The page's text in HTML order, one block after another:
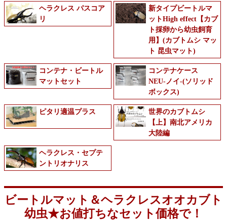
ヘラクレス パスコア
リ
新タイプビートルマ
ットHigh effect【カブ
ト採卵から幼虫飼育
用】(カブトムシ マッ
ト 昆虫マット)
コンテナ・ビートル
マットセット
コンテナケース
NEU-ノイ-(ソリッド
ボックス)
ピタリ適温プラス
世界のカブトムシ
【上】南北アメリカ
大陸編
ヘラクレス・セプテ
ントリオナリス
ビートルマット＆ヘラクレスオオカブト
幼虫★お値打ちなセット価格で！